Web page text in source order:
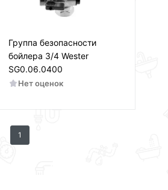
Группа безопасности
бойлера 3/4 Wester
SG0.06.0400
Нет оценок
1